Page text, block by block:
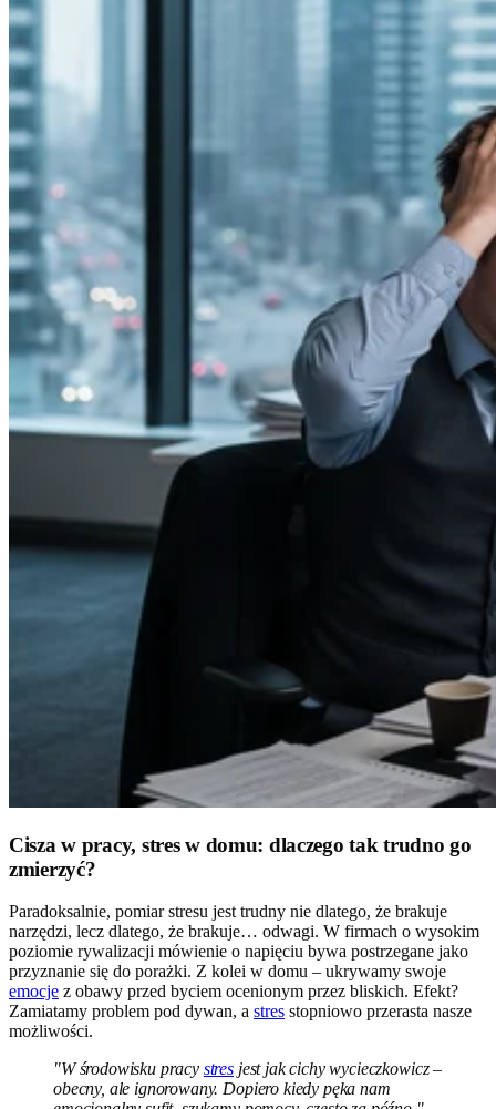
Cisza w pracy, stres w domu: dlaczego tak trudno go
zmierzyć?
Paradoksalnie, pomiar stresu jest trudny nie dlatego, że brakuje
narzędzi, lecz dlatego, że brakuje… odwagi. W firmach o wysokim
poziomie rywalizacji mówienie o napięciu bywa postrzegane jako
przyznanie się do porażki. Z kolei w domu – ukrywamy swoje
emocje z obawy przed byciem ocenionym przez bliskich. Efekt?
Zamiatamy problem pod dywan, a stres stopniowo przerasta nasze
możliwości.
"W środowisku pracy stres jest jak cichy wycieczkowicz –
obecny, ale ignorowany. Dopiero kiedy pęka nam